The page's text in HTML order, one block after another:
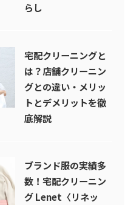
らし
宅配クリーニングと
は？店舗クリーニン
グとの違い・メリッ
トとデメリットを徹
底解説
ブランド服の実績多
数！宅配クリーニン
グ Lenet〈リネッ